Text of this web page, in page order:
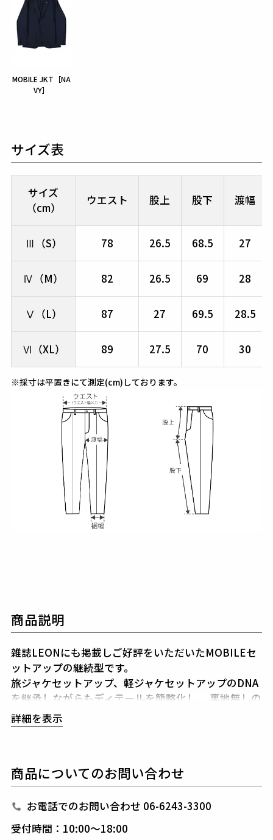
MOBILE JKT［NA
VY］
サイズ表
サイズ
（cm）
ウエスト 股上 股下 渡幅
Ⅲ（S） 78 26.5 68.5 27
Ⅳ（M） 82 26.5 69 28
Ⅴ（L） 87 27 69.5 28.5
Ⅵ（XL） 89 27.5 70 30
※採寸は平置きにて測定(cm)しております。
商品説明
雑誌LEONにも掲載しご好評をいただいたMOBILEセ
ットアップの継続型です。
旅ジャケセットアップ、軽ジャケセットアップのDNA
を継承しながらもディテールを簡略化し、 裏地無しの
一枚仕立で軽く仕上げました。
共生地で作られた専用ポーチを付属することでどこで
ポーチと一緒に同封しております。
生産国：日本
詳細を表示
商品についてのお問い合わせ
お電話でのお問い合わせ 06-6243-3300
受付時間：10:00～18:00